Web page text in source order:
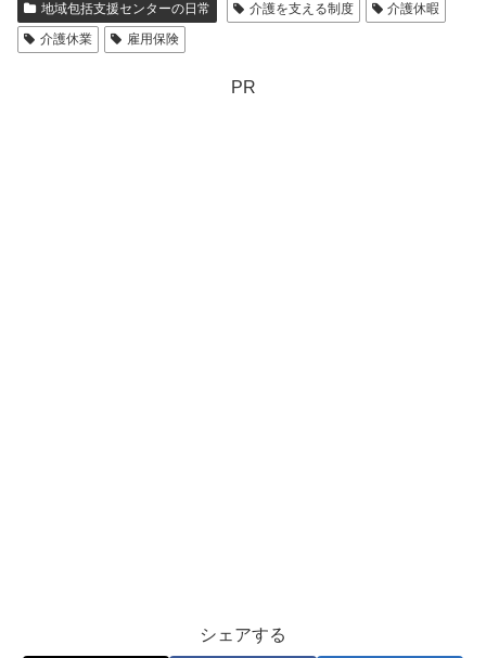
地域包括支援センターの日常 介護を支える制度
介護休暇
介護休業
雇用保険
PR
シェアする